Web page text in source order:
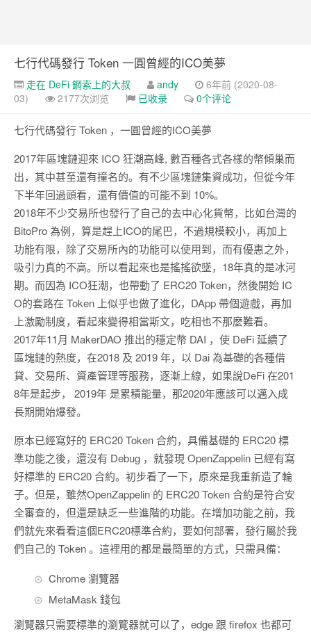
七行代碼發行 Token 一圓曾經的ICO美夢
走在 DeFi 鋼索上的大叔 andy
6年前 (2020-08-
03)
2177次浏览 已收录 0个评论
七行代碼發行 Token ，一圓曾經的ICO美夢
2017年區塊鏈迎來 ICO 狂潮高峰, 數百種各式各樣的幣傾巢而
出，其中甚至還有撞名的。有不少區塊鏈集資成功，但從今年
下半年回過頭看，還有價值的可能不到 10%。
2018年不少交易所也發行了自己的去中心化貨幣，比如台灣的
BitoPro 為例，算是趕上ICO的尾巴，不過規模較小，再加上
功能有限，除了交易所內的功能可以使用到，而有優惠之外，
吸引力真的不高。所以看起來也是搖搖欲墜，18年真的是冰河
期。而因為 ICO狂潮，也帶動了 ERC20 Token，然後開始 IC
O的套路在 Token 上似乎也做了進化，DApp 帶個遊戲，再加
上激勵制度，看起來變得相當斯文，吃相也不那麼難看。
2017年11月 MakerDAO 推出的穩定幣 DAI ，使 DeFi 延續了
區塊鏈的熱度，在2018 及 2019 年，以 Dai 為基礎的各種借
貸、交易所、資產管理等服務，逐漸上線，如果說DeFi 在201
8年是起步， 2019年 是累積能量，那2020年應該可以邁入成
長期開始爆發。
原本已經寫好的 ERC20 Token 合約，具備基礎的 ERC20 標
準功能之後，還沒有 Debug ，就發現 OpenZappelin 已經有寫
好標準的 ERC20 合約。初步看了一下，原來是我重新造了輪
子。但是，雖然OpenZappelin 的 ERC20 Token 合約是符合安
全審查的，但還是缺乏一些進階的功能。在增加功能之前，我
們就先來看看這個ERC20標準合約，要如何部署，發行屬於我
們自己的 Token 。這裡用的都是最簡單的方式，只需具備：
Chrome 瀏覽器
MetaMask 錢包
瀏覽器只需要標準的瀏覽器就可以了，edge 跟 firefox 也都可